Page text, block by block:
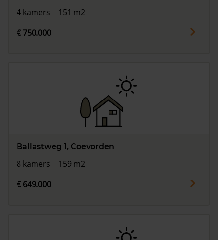
4 kamers | 151 m2
€ 750.000
Ballastweg 1, Coevorden
8 kamers | 159 m2
€ 649.000